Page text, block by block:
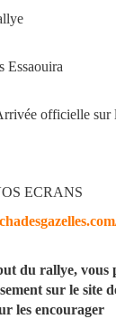
Essaouira
officielle sur
ECRANS
du rallye,
sur le site
les encourager